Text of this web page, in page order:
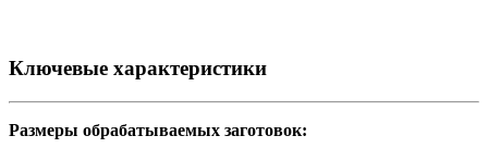
Ключевые характеристики
Размеры обрабатываемых заготовок: